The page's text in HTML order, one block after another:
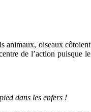
animaux, oiseaux côtoient
de l’action puisque le
dans les enfers !